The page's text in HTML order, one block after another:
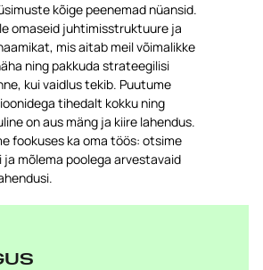
kõige peenemad nüansid.
omaseid juhtimisstruktuure ja
mis aitab meil võimalikke
ning pakkuda strateegilisi
kui vaidlus tekib. Puutume
tihedalt kokku ning
on aus mäng ja kiire lahendus.
fookuses ka oma töös: otsime
mõlema poolega arvestavaid